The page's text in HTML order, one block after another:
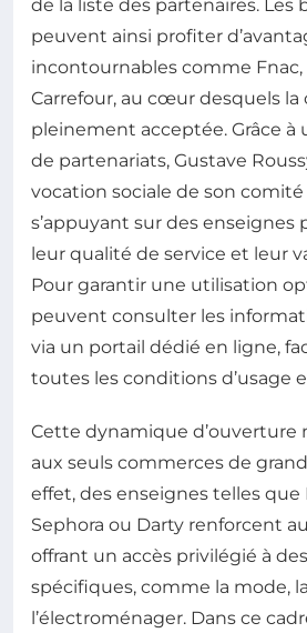
de la liste des partenaires. Les
peuvent ainsi profiter
incontournables comme
Carrefour, au cœur desquels la
pleinement acceptée. Grâce à
de partenariats, Gustave
vocation sociale de son comité
s’appuyant sur des enseignes
leur qualité de service et leur
Pour garantir une utilisation
peuvent consulter les
via un portail dédié en ligne,
toutes les conditions d’usage
Cette dynamique d’ouverture
aux seuls commerces de
effet, des enseignes telles que
Sephora ou Darty renforcent
offrant un accès privilégié à
spécifiques, comme la mode,
l’électroménager. Dans ce